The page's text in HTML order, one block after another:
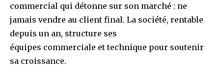
commercial qui détonne sur son marché : ne
jamais vendre au client final. La société, rentable
depuis un an, structure ses
équipes commerciale et technique pour soutenir
sa croissance.